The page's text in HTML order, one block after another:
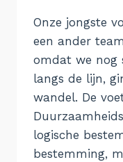
Onze jongste
een ander
omdat we nog
langs de lijn,
wandel. De
logische
bestemming,